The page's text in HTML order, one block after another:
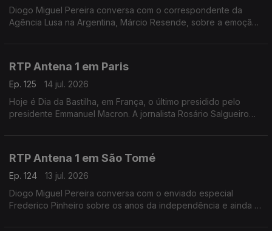
Diogo Miguel Pereira conversa com o correspondente da
Agência Lusa na Argentina, Márcio Resende, sobre a emoção
RTP Antena 1 em Paris
Ep. 125
14 jul. 2026
Hoje é Dia da Bastilha, em França, o último presidido pelo
presidente Emmanuel Macron. A jornalista Rosário Salgueiro
RTP Antena 1 em São Tomé
Ep. 124
13 jul. 2026
Diogo Miguel Pereira conversa com o enviado especial
Frederico Pinheiro sobre os anos da independência e ainda o